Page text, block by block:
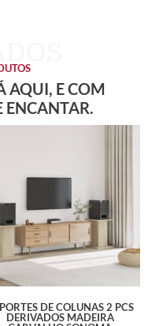
AQUI, E COM
ENCANTAR.
DE COLUNAS 2 PCS
DERIVADOS MADEIRA